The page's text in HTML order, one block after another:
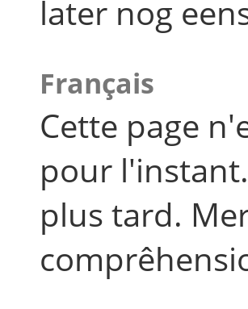
later nog
Français
Cette page
pour
plus tard.